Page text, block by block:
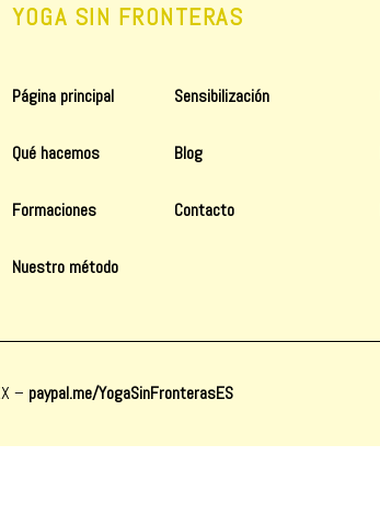
YOGA SIN FRONTERAS
Página principal
Qué hacemos
Formaciones
Nuestro método
Sensibilización
Blog
Contacto
– paypal.me/YogaSinFronterasES